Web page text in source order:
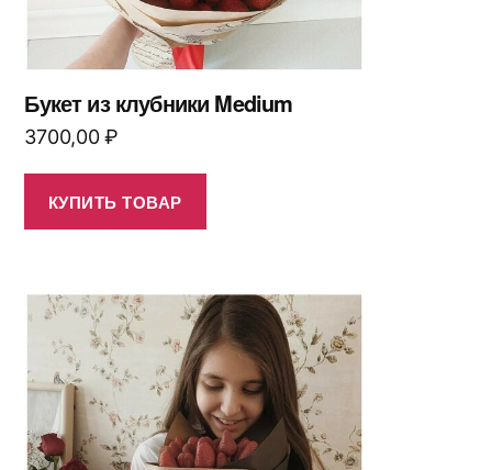
Букет из клубники Medium
3700,00₽
КУПИТЬ ТОВАР